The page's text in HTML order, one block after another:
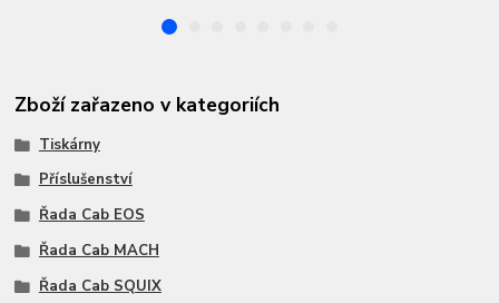
Zboží zařazeno v kategoriích
Tiskárny
Příslušenství
Řada Cab EOS
Řada Cab MACH
Řada Cab SQUIX